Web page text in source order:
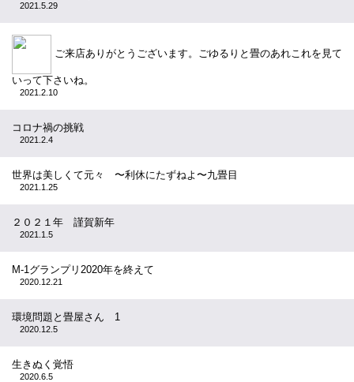
2021.5.29
ご来店ありがとうございます。ごゆるりと畳のあれこれを見て
いって下さいね。
2021.2.10
コロナ禍の挑戦
2021.2.4
世界は美しくて元々 〜利休にたずねよ〜九畳目
2021.1.25
２０２１年 謹賀新年
2021.1.5
M-1グランプリ2020年を終えて
2020.12.21
環境問題と畳屋さん 1
2020.12.5
生きぬく覚悟
2020.6.5